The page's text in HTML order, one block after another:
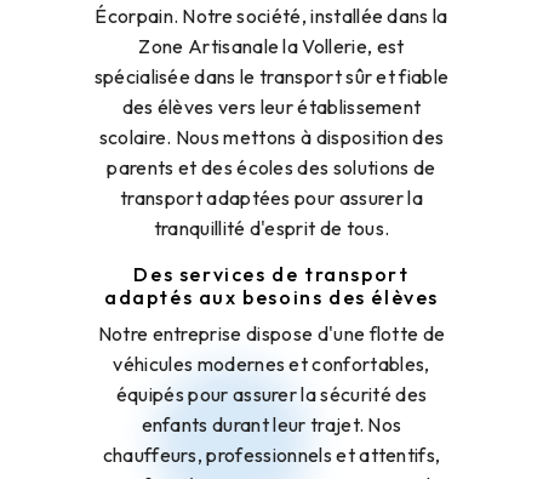
Écorpain. Notre société, installée dans la
Zone Artisanale la Vollerie, est
spécialisée dans le transport sûr et fiable
des élèves vers leur établissement
scolaire. Nous mettons à disposition des
parents et des écoles des solutions de
transport adaptées pour assurer la
tranquillité d'esprit de tous.
Des services de transport
adaptés aux besoins des élèves
Notre entreprise dispose d'une flotte de
véhicules modernes et confortables,
équipés pour assurer la sécurité des
enfants durant leur trajet. Nos
chauffeurs, professionnels et attentifs,